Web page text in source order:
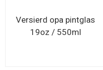
Versierd opa pintglas
19oz / 550ml